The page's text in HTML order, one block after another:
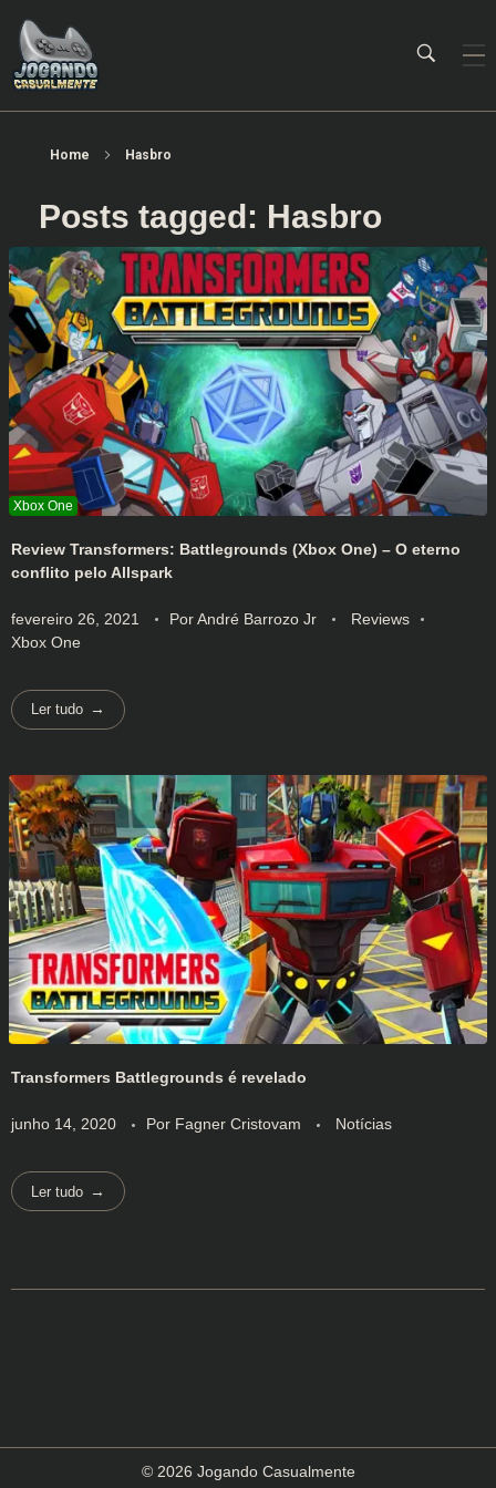
Home Hasbro
Posts tagged: Hasbro
Review Transformers: Battlegrounds (Xbox One) – O eterno
conflito pelo Allspark
fevereiro 26, 2021 PorAndré Barrozo Jr
Reviews
Xbox One
Ler tudo
Transformers Battlegrounds é revelado
junho 14, 2020 Por Fagner Cristovam Notícias
Ler tudo
© 2026 Jogando Casualmente